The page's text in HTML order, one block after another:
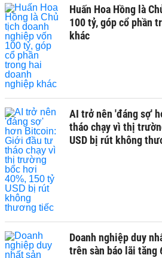
Huấn Hoa Hồng là
100 tỷ, góp cổ phần
khác
AI trở nên 'đáng sợ'
tháo chạy vì thị
USD bị rút không
Doanh nghiệp duy
trên sàn báo lãi tăng